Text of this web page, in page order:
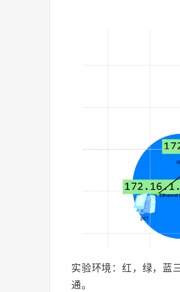
实验环境：红，绿，蓝
通。